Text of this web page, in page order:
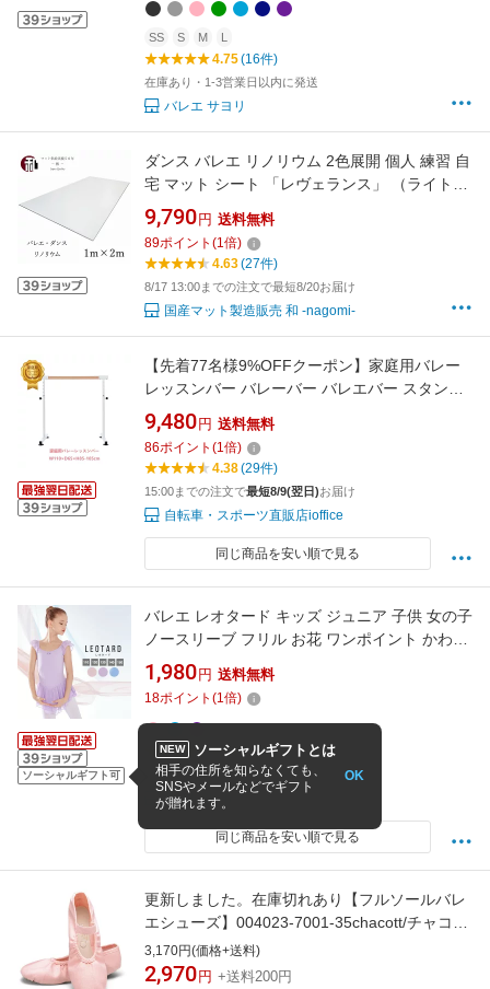
SS S M L
4.75(16件)
在庫あり・1-3営業日以内に発送
バレエ サヨリ
ダンス バレエ リノリウム 2色展開 個人 練習 自
宅 マット シート 「レヴェランス」 （ライトグ
レー／さくら色） 厚み1.5mm 幅1000mm 長さ
2m
9,790 円 送料無料
89ポイント (1倍)
4.63(27件)
8/17 13:00までの注文で最短8/20お届け
国産マット製造販売 和 -nagomi-
【先着77名様9%OFFクーポン】家庭用バレー
レッスンバー バレーバー バレエバー スタンド
バレエ バー レッスンバー 吸盤付き 組立簡単 高
さ5段階 85cm90cm95cm100cm105cm調整 耐
荷重100kg 天然木 プレゼント 手すり レッスン
練習 ギフト 1年安心保証
9,480 円 送料無料
86ポイント (1倍)
4.38(29件)
15:00までの注文で最短8/9(翌日)お届け
自転車・スポーツ直販店ioffice
同じ商品を安い順で見る
ソーシャルギフト可
バレエ レオタード キッズ ジュニア 子供 女の子
ノースリーブ フリル お花 ワンポイント かわい
い ストレッチ バレエ用品 110cm 120cm
130cm 140cm 150cm サイズ コンクール シン
プル ストレッチ性 通気性
1,980 円 送料無料
18ポイント (1倍)
4.64 (86件)
12時までの注文で当日出荷(休まず毎日発送)
TeddyShop
同じ商品を安い順で見る
更新しました。在庫切れあり【フルソールバレ
エシューズ】004023-7001-35chacott/チャコッ
トバレエピラティス布バレエシューズカツラギ
素材 バレエシューズ
3,170円(価格+送料)
2,970 円 +送料200円
NEW ソーシャルギフトとは
相手の住所を知らなくても、
SNSやメールなどでギフト
が贈れます。
OK